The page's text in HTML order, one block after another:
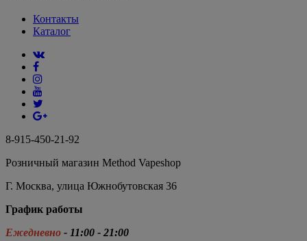
Контакты
Каталог
8-915-450-21-92
Розничный магазин Method Vapeshop
Г. Москва, улица Южнобутовская 36
График работы
Ежедневно - 11:00 - 21:00